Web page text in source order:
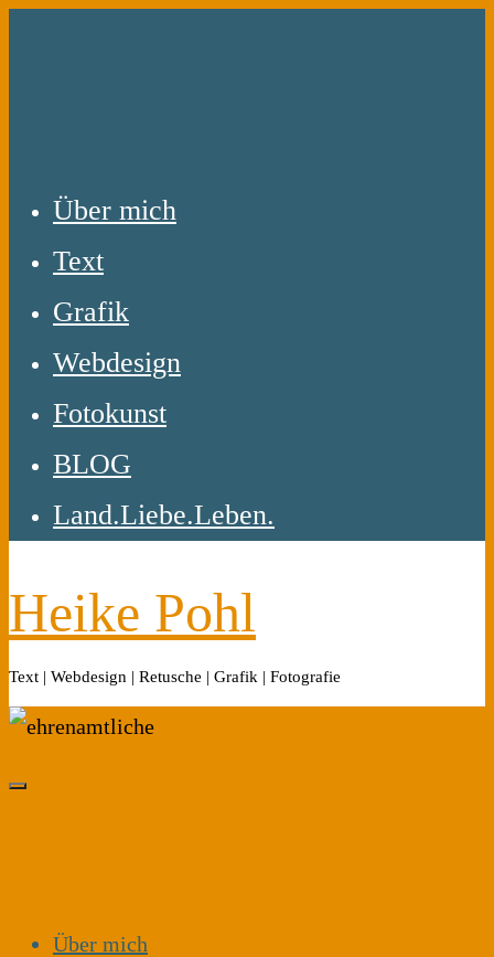
Über mich
Text
Grafik
Webdesign
Fotokunst
BLOG
Land.Liebe.Leben.
Heike Pohl
Text | Webdesign | Retusche | Grafik | Fotografie
Über mich